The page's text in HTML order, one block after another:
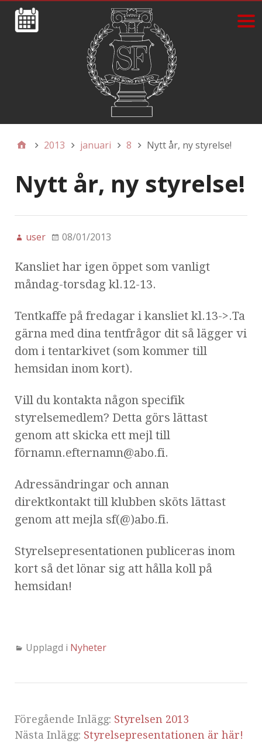
2013 januari 8 Nytt år, ny styrelse!
Nytt år, ny styrelse!
user 08/01/2013
Kansliet har igen öppet som vanligt
måndag-torsdag kl.12-13.
Tentkaffe på fredagar i kansliet kl.13->.Ta
gärna med dina tentfrågor dit så lägger vi
dom i tentarkivet (som kommer till
hemsidan inom kort).
Vill du kontakta någon specifik
styrelsemedlem? Detta görs lättast
genom att skicka ett mejl till
förnamn.efternamn@abo.fi.
Adressändringar och annan
direktkontakt till klubben sköts lättast
genom att mejla sf(@)abo.fi.
Styrelsepresentationen publiceras inom
kort så det lönar sig att hålla koll på
hemsidan!
Upplagd i Nyheter
Föregående Inlägg: Styrelsen 2013
Nästa Inlägg: Styrelsepresentationen är här!